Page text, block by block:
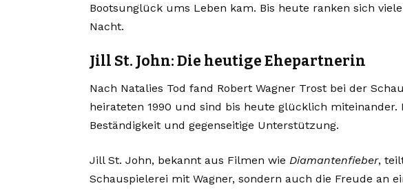
Bootsunglück ums Leben kam. Bis heute ranken sich
Nacht.
Jill St. John: Die heutige Ehepartnerin
Nach Natalies Tod fand Robert Wagner Trost bei der
heirateten 1990 und sind bis heute glücklich
Beständigkeit und gegenseitige Unterstützung.
Jill St. John, bekannt aus Filmen wie Diamantenfieber,
Schauspielerei mit Wagner, sondern auch die Freude an